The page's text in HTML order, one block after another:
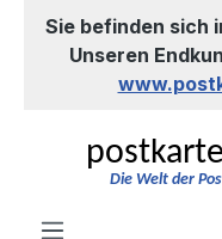
Zum Hauptinhalt
Sie befinden sich
Unseren